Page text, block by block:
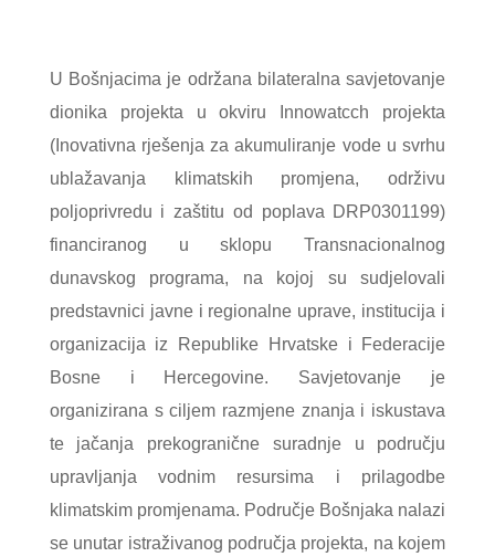
U Bošnjacima je održana bilateralna savjetovanje
dionika projekta u okviru Innowatcch projekta
(Inovativna rješenja za akumuliranje vode u svrhu
ublažavanja klimatskih promjena, održivu
poljoprivredu i zaštitu od poplava DRP0301199)
financiranog u sklopu Transnacionalnog
dunavskog programa, na kojoj su sudjelovali
predstavnici javne i regionalne uprave, institucija i
organizacija iz Republike Hrvatske i Federacije
Bosne i Hercegovine. Savjetovanje je
organizirana s ciljem razmjene znanja i iskustava
te jačanja prekogranične suradnje u području
upravljanja vodnim resursima i prilagodbe
klimatskim promjenama. Područje Bošnjaka nalazi
se unutar istraživanog područja projekta, na kojem